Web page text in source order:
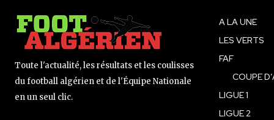
Toute l'actualité, les résultats et les coulisses
du football algérien et de l'Équipe Nationale
en un seul clic.
A LA UNE
LES VERTS
FAF
COUPE
LIGUE 1
LIGUE 2